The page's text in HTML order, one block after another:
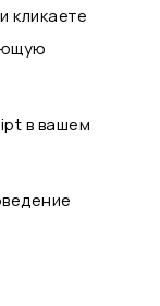
кликаете
в вашем